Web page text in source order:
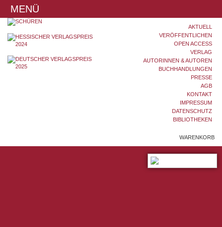
MENÜ
AKTUELL
VERÖFFENTLICHEN
OPEN ACCESS
VERLAG
AUTORINNEN & AUTOREN
BUCHHANDLUNGEN
PRESSE
AGB
KONTAKT
IMPRESSUM
DATENSCHUTZ
BIBLIOTHEKEN
WARENKORB